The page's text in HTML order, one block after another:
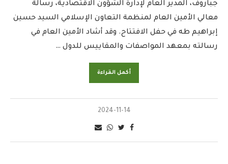
جباروف، المدير العام لإدارة الشؤون الاقتصادية، رسالة
معالي الأمين العام لمنظمة التعاون الإسلامي السيد حسين
إبراهيم طه في حفل الافتتاح. وقد أشاد الأمين العام في
رسالته بمعهد المواصفات والمقاييس للدول …
أكمل القراءة
2024-11-14